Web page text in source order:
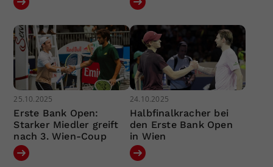
25.10.2025
Erste Bank Open:
Starker Miedler greift
nach 3. Wien-Coup
24.10.2025
Halbfinalkracher bei
den Erste Bank Open
in Wien